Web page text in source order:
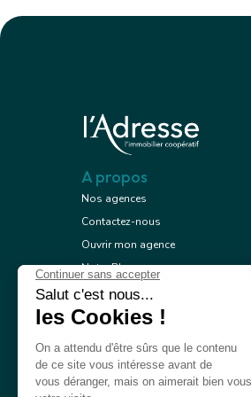
A propos
Nos agences
Contactez-nous
Ouvrir mon agence
Notre Blog
Mentions légales
Conception